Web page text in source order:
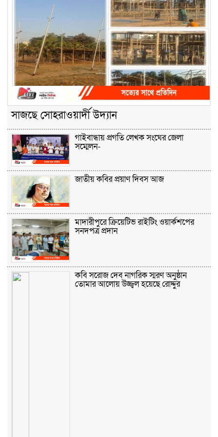
সাজছে সোহরাওয়ার্দী উদ্যান
গাইবান্ধায় প্রগতি লেখক সংঘের জেলা
সম্মেলন-
জাতীয় কবির প্রয়াণ দিবস আজ
মাদারীপুরে ক্রিয়েটিভ রাইটিং ওয়ার্কশপের
সনদপত্র প্রদান
কবি সরোজ দেব নাগরিক স্মরণ অনুষ্ঠান
তোমার আলোয় উজ্জ্বল হয়েছে রোদ্দুর